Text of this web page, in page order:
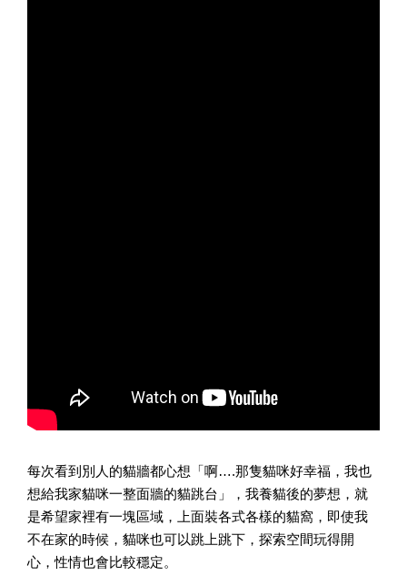
每次看到別人的貓牆都心想「啊….那隻貓咪好幸福，我也
想給我家貓咪一整面牆的貓跳台」，我養貓後的夢想，就
是希望家裡有一塊區域，上面裝各式各樣的貓窩，即使我
不在家的時候，貓咪也可以跳上跳下，探索空間玩得開
心，性情也會比較穩定。